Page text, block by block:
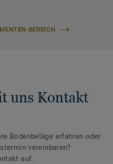
BEREICH
uns Kontakt
Bodenbeläge erfahren oder
vereinbaren?
auf.